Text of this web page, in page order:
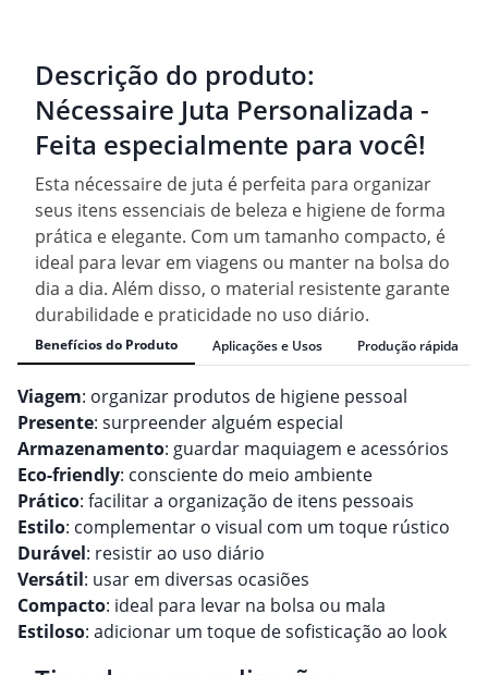
Descrição do produto:
Nécessaire Juta Personalizada -
Feita especialmente para você!
Esta nécessaire de juta é perfeita para organizar
seus itens essenciais de beleza e higiene de forma
prática e elegante. Com um tamanho compacto, é
ideal para levar em viagens ou manter na bolsa do
dia a dia. Além disso, o material resistente garante
durabilidade e praticidade no uso diário.
Benefícios do Produto Aplicações e Usos Produção rápida
Viagem: organizar produtos de higiene pessoal
Presente: surpreender alguém especial
Armazenamento: guardar maquiagem e acessórios
Eco-friendly: consciente do meio ambiente
Prático: facilitar a organização de itens pessoais
Estilo: complementar o visual com um toque rústico
Durável: resistir ao uso diário
Versátil: usar em diversas ocasiões
Compacto: ideal para levar na bolsa ou mala
Estiloso: adicionar um toque de sofisticação ao look